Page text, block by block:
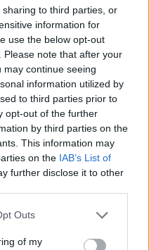
to third parties, or
information for
use the below opt-out
note that after your
continue seeing
information utilized by
to third parties prior to
opt-out of the further
by third parties on the
This information may
on the IAB’s List of
further disclose it to other
uses one or more Google
You may click to
Outs
of my
για
– Το ένα μειώνει